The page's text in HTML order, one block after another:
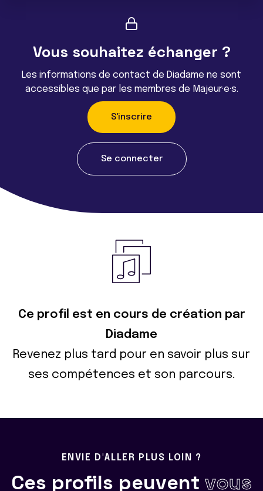
Vous souhaitez échanger ?
Les informations de contact de Diadame ne sont
accessibles que par les membres de Majeur·e·s.
S'inscrire
Se connecter
Ce profil est en cours de création par
Diadame
Revenez plus tard pour en savoir plus sur
ses compétences et son parcours.
ENVIE D'ALLER PLUS LOIN ?
Ces profils peuvent vous